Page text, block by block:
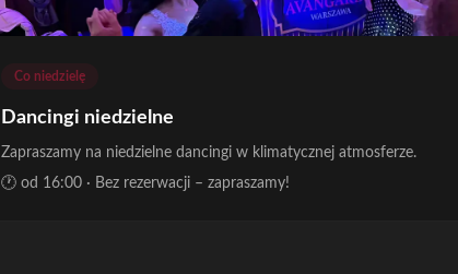
Co niedzielę
Dancingi niedzielne
Zapraszamy na niedzielne dancingi w klimatycznej atmosferze.
🕐 od 16:00 · Bez rezerwacji – zapraszamy!